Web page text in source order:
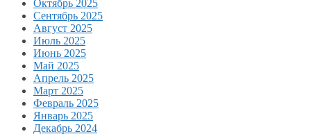
Октябрь 2025
Сентябрь 2025
Август 2025
Июль 2025
Июнь 2025
Май 2025
Апрель 2025
Март 2025
Февраль 2025
Январь 2025
Декабрь 2024